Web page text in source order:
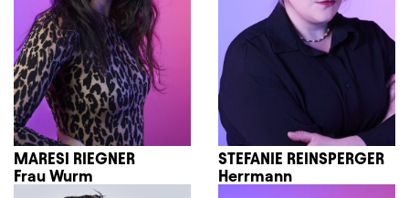
MARESI RIEGNER
Frau Wurm
STEFANIE REINSPERGER
Herrmann